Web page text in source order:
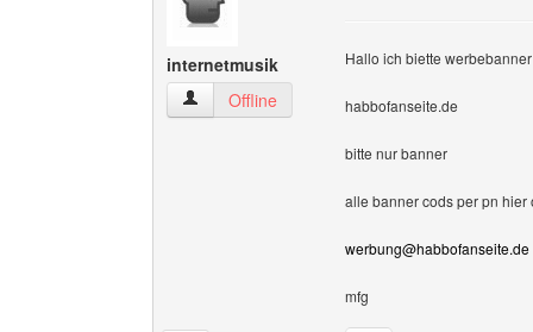
internetmusik
internetmusik Benutzer-Profile anzeigen
Offline
Hallo ich biette
habbofanseite.de
bitte nur banner
alle banner cods per pn hier
werbung@habbofanseite.de
mfg